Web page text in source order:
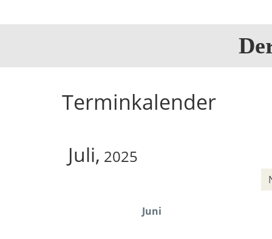
Terminkalender
Juli, 2025
Juni